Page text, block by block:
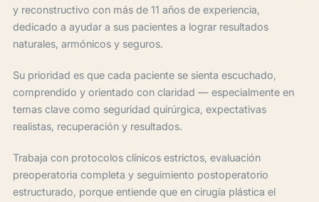
y reconstructivo con más de 11 años de experiencia,
dedicado a ayudar a sus pacientes a lograr resultados
naturales, armónicos y seguros.
Su prioridad es que cada paciente se sienta escuchado,
comprendido y orientado con claridad — especialmente en
temas clave como seguridad quirúrgica, expectativas
realistas, recuperación y resultados.
Trabaja con protocolos clínicos estrictos, evaluación
preoperatoria completa y seguimiento postoperatorio
estructurado, porque entiende que en cirugía plástica el